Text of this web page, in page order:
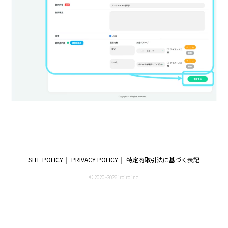
SITE POLICY PRIVACY POLICY 特定商取引法に基づく表記
© 2020 -2026 iroiro inc.